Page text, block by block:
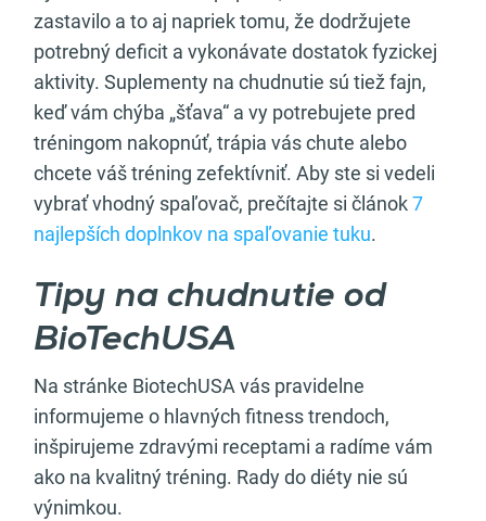
zastavilo a to aj napriek tomu, že dodržujete
potrebný deficit a vykonávate dostatok fyzickej
aktivity. Suplementy na chudnutie sú tiež fajn,
keď vám chýba „šťava“ a vy potrebujete pred
tréningom nakopnúť, trápia vás chute alebo
chcete váš tréning zefektívniť. Aby ste si vedeli
vybrať vhodný spaľovač, prečítajte si článok7
najlepších doplnkov na spaľovanie tuku.
Tipy na chudnutie od
BioTechUSA
Na stránke BiotechUSA vás pravidelne
informujeme o hlavných fitness trendoch,
inšpirujeme zdravými receptami a radíme vám
ako na kvalitný tréning. Rady do diéty nie sú
výnimkou.